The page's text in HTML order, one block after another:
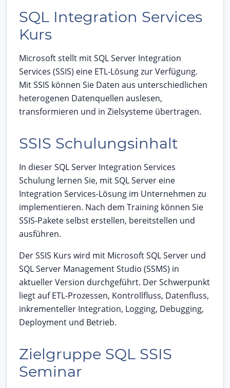
SQL Integration Services
Kurs
Microsoft stellt mit SQL Server Integration
Services (SSIS) eine ETL-Lösung zur Verfügung.
Mit SSIS können Sie Daten aus unterschiedlichen
heterogenen Datenquellen auslesen,
transformieren und in Zielsysteme übertragen.
SSIS Schulungsinhalt
In dieser SQL Server Integration Services
Schulung lernen Sie, mit SQL Server eine
Integration Services-Lösung im Unternehmen zu
implementieren. Nach dem Training können Sie
SSIS-Pakete selbst erstellen, bereitstellen und
ausführen.
Der SSIS Kurs wird mit Microsoft SQL Server und
SQL Server Management Studio (SSMS) in
aktueller Version durchgeführt. Der Schwerpunkt
liegt auf ETL-Prozessen, Kontrollfluss, Datenfluss,
inkrementeller Integration, Logging, Debugging,
Deployment und Betrieb.
Zielgruppe SQL SSIS
Seminar